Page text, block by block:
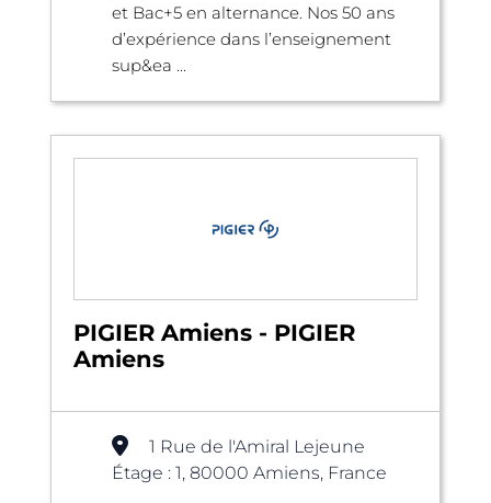
et Bac+5 en alternance. Nos 50 ans
d’expérience dans l’enseignement
sup&ea ...
PIGIER Amiens - PIGIER
Amiens
1 Rue de l'Amiral Lejeune
Étage : 1, 80000 Amiens, France